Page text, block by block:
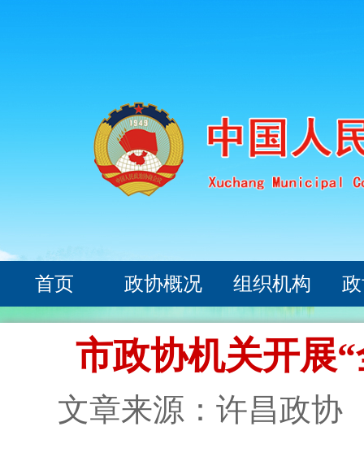
首页 政协概况 组织机构
市政协机关开展
文章来源：许昌政